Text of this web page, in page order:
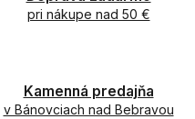
pri nákupe nad 50 €
Kamenná predajňa
v Bánovciach nad Bebravou